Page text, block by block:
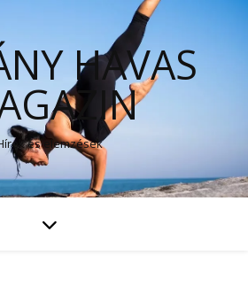
HAVAS
és elemzések